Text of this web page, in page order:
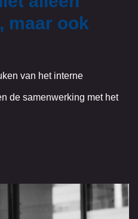
maar ook
van het interne
de samenwerking met het